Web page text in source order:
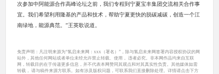
次参加中阿能源合作高峰论坛之前，我们专程到宁夏宝丰集团交流相关合作事
宜。我们希望利用隆基的产品和技术，帮助宁夏更快的脱碳减碳，创造一个江
南绿地，能源典范。”王英歌说道。
免责声明：凡注明来源为“氢启未来网：xxx（署名）”，除与氢启未来网签署内容授权协议的网
站外，其他任何网站或者单位未经允许禁止转载、使用， 违者必究。非本网作品均来自互联
网，转载目的在于传递更多信息，并不代表本网赞同其观点和对其真实性负责。其他媒体如需
转载， 请与稿件来源方联系。如有涉及版权问题，可联系我们直接删除处理。详情请点击下方